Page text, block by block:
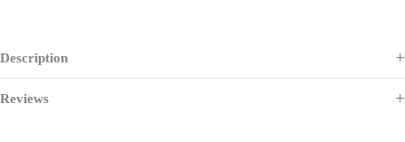
Description
Reviews